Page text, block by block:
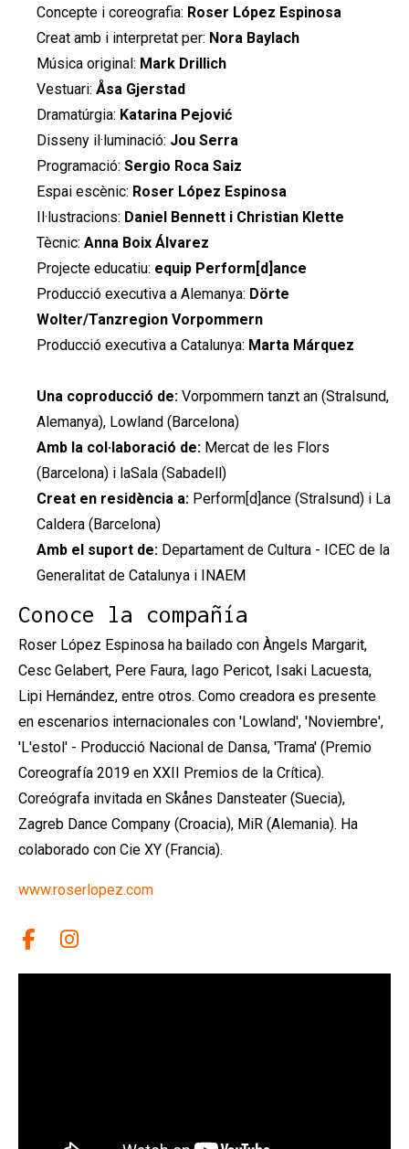
Concepte i coreografia: Roser López Espinosa
Creat amb i interpretat per: Nora Baylach
Música original: Mark Drillich
Vestuari: Åsa Gjerstad
Dramatúrgia: Katarina Pejović
Disseny il·luminació: Jou Serra
Programació: Sergio Roca Saiz
Espai escènic: Roser López Espinosa
Il·lustracions: Daniel Bennett i Christian Klette
Tècnic: Anna Boix Álvarez
Projecte educatiu: equip Perform[d]ance
Producció executiva a Alemanya: Dörte
Wolter/Tanzregion Vorpommern
Producció executiva a Catalunya: Marta Márquez
Una coproducció de: Vorpommern tanzt an (Stralsund,
Alemanya), Lowland (Barcelona)
Amb la col·laboració de: Mercat de les Flors
(Barcelona) i laSala (Sabadell)
Creat en residència a: Perform[d]ance (Stralsund) i La
Caldera (Barcelona)
Amb el suport de: Departament de Cultura - ICEC de la
Generalitat de Catalunya i INAEM
Conoce la compañía
Roser López Espinosa ha bailado con Àngels Margarit,
Cesc Gelabert, Pere Faura, Iago Pericot, Isaki Lacuesta,
Lipi Hernández, entre otros. Como creadora es presente
en escenarios internacionales con 'Lowland', 'Noviembre',
'L'estol' - Producció Nacional de Dansa, 'Trama' (Premio
Coreografía 2019 en XXII Premios de la Crítica).
Coreógrafa invitada en Skånes Dansteater (Suecia),
Zagreb Dance Company (Croacia), MiR (Alemania). Ha
colaborado con Cie XY (Francia).
www.roserlopez.com
Link a facebook
Link a instagram